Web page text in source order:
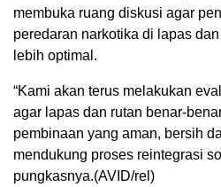
membuka ruang diskusi agar
peredaran narkotika di lapas
lebih optimal.
“Kami akan terus melakukan
agar lapas dan rutan benar-
pembinaan yang aman, bersih
mendukung proses reintegrasi
pungkasnya.(AVID/rel)